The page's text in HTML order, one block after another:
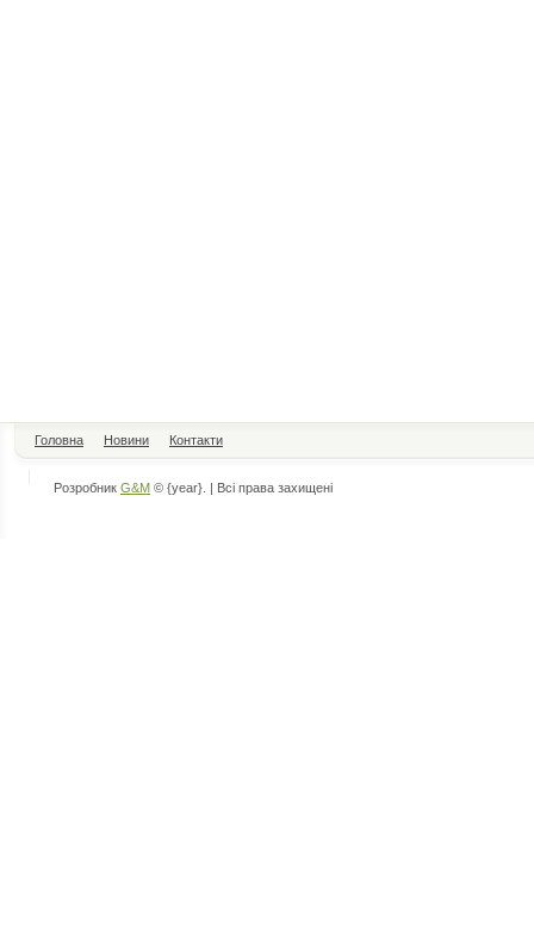
Головна Новини Контакти
Розробник G&M © {year}. | Всі права захищені